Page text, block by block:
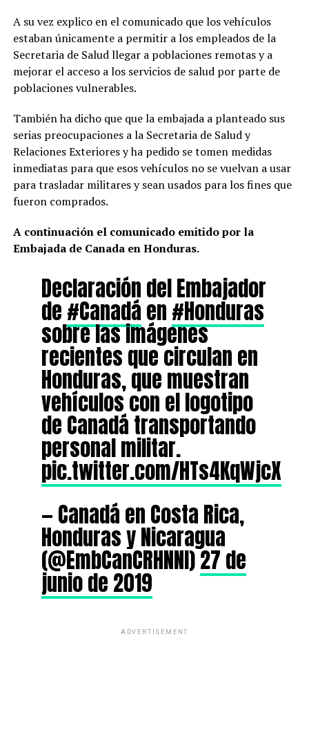
A su vez explico en el comunicado que los vehículos
estaban únicamente a permitir a los empleados de la
Secretaria de Salud llegar a poblaciones remotas y a
mejorar el acceso a los servicios de salud por parte de
poblaciones vulnerables.
También ha dicho que que la embajada a planteado sus
serias preocupaciones a la Secretaria de Salud y
Relaciones Exteriores y ha pedido se tomen medidas
inmediatas para que esos vehículos no se vuelvan a usar
para trasladar militares y sean usados para los fines que
fueron comprados.
A continuación el comunicado emitido por la
Embajada de Canada en Honduras.
Declaración del Embajador
de#Canadáen#Honduras
sobre las imágenes
recientes que circulan en
Honduras, que muestran
vehículos con el logotipo
de Canadá transportando
personal militar.
pic.twitter.com/HTs4KqWjcX
— Canadá en Costa Rica,
Honduras y Nicaragua
(@EmbCanCRHNNI)27 de
junio de 2019
ADVERTISEMENT